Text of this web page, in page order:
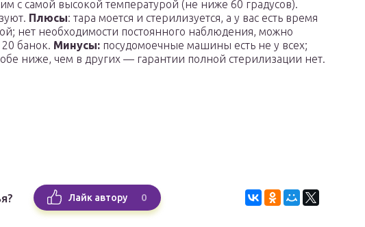
с самой высокой температурой (не ниже 60 градусов).
Плюсы: тара моется и стерилизуется, а у вас есть время
нет необходимости постоянного наблюдения, можно
20 банок. Минусы: посудомоечные машины есть не у всех;
ниже, чем в других — гарантии полной стерилизации нет.
Лайк автору 0